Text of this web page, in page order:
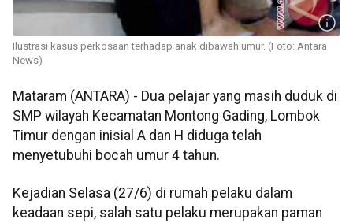
Ilustrasi kasus perkosaan terhadap anak dibawah umur. (Foto: Antara
News)
Mataram (ANTARA) - Dua pelajar yang masih duduk di
SMP wilayah Kecamatan Montong Gading, Lombok
Timur dengan inisial A dan H diduga telah
menyetubuhi bocah umur 4 tahun.
Kejadian Selasa (27/6) di rumah pelaku dalam
keadaan sepi, salah satu pelaku merupakan paman